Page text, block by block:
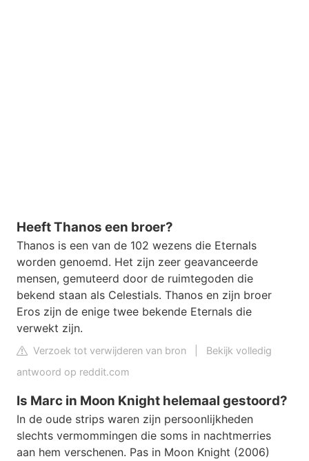
Heeft Thanos een broer?
Thanos is een van de 102 wezens die Eternals
worden genoemd. Het zijn zeer geavanceerde
mensen, gemuteerd door de ruimtegoden die
bekend staan als Celestials. Thanos en zijn broer
Eros zijn de enige twee bekende Eternals die
verwekt zijn.
Verzoek tot verwijderen van bron
Bekijk volledig
antwoord op reddit.com
Is Marc in Moon Knight helemaal gestoord?
In de oude strips waren zijn persoonlijkheden
slechts vermommingen die soms in nachtmerries
aan hem verschenen. Pas in Moon Knight (2006)